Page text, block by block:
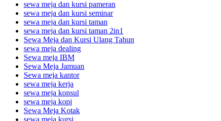
sewa meja dan kursi pameran
sewa meja dan kursi seminar
sewa meja dan kursi taman
sewa meja dan kursi taman 2in1
Sewa Meja dan Kursi Ulang Tahun
sewa meja dealing
Sewa meja IBM
Sewa Meja Jamuan
Sewa meja kantor
sewa meja kerja
sewa meja konsul
sewa meja kopi
Sewa Meja Kotak
sewa meja kursi